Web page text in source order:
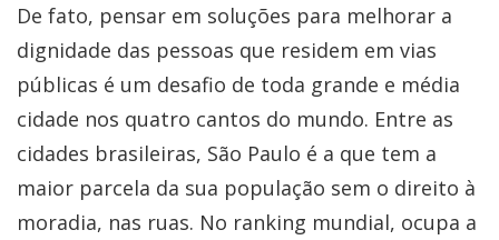
De fato, pensar em soluções para melhorar a
dignidade das pessoas que residem em vias
públicas é um desafio de toda grande e média
cidade nos quatro cantos do mundo. Entre as
cidades brasileiras, São Paulo é a que tem a
maior parcela da sua população sem o direito à
moradia, nas ruas. No ranking mundial, ocupa a